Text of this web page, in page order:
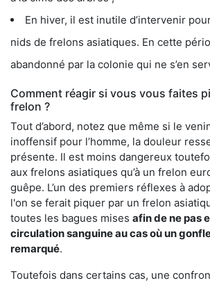
En hiver, il est inutile d’intervenir
nids de frelons asiatiques. En cette
abandonné par la colonie qui ne s’en
Comment réagir si vous vous faites
frelon ?
Tout d’abord, notez que même si le
inoffensif pour l’homme, la douleur
présente. Il est moins dangereux
aux frelons asiatiques qu’à un frelon
guêpe. L’un des premiers réflexes à
l'on se ferait piquer par un frelon
toutes les bagues mises afin de ne pas
circulation sanguine au cas où un
remarqué.
Toutefois dans certains cas, une